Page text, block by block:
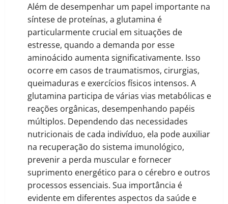
Além de desempenhar um papel importante na
síntese de proteínas, a glutamina é
particularmente crucial em situações de
estresse, quando a demanda por esse
aminoácido aumenta significativamente. Isso
ocorre em casos de traumatismos, cirurgias,
queimaduras e exercícios físicos intensos. A
glutamina participa de várias vias metabólicas e
reações orgânicas, desempenhando papéis
múltiplos. Dependendo das necessidades
nutricionais de cada indivíduo, ela pode auxiliar
na recuperação do sistema imunológico,
prevenir a perda muscular e fornecer
suprimento energético para o cérebro e outros
processos essenciais. Sua importância é
evidente em diferentes aspectos da saúde e